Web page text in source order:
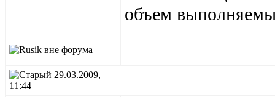
объем
29.03.2009,
11:44